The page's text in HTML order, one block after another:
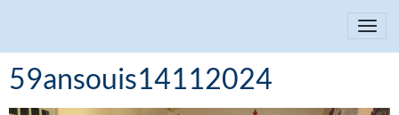
59ansouis14112024